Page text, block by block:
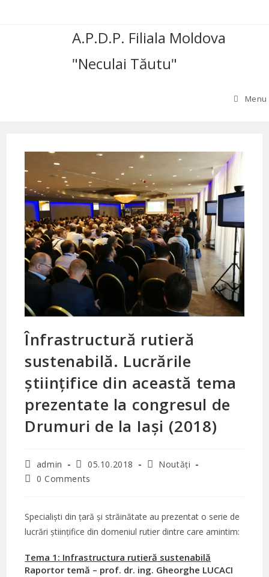
A.P.D.P. Filiala Moldova
"Neculai Tăutu"
Menu
Înfrastructură rutieră
sustenabilă. Lucrările
științifice din această tema
prezentate la congresul de
Drumuri de la Iași (2018)
Post
author:
admin
Post
published:
05.10.2018
PostNoutăți
Post0 Comments
Specialiști din țară și străinătate au prezentat o serie de
lucrări științifice din domeniul rutier dintre care amintim:
Tema 1: Infrastructura rutieră sustenabilă
Raportor temă – prof. dr. ing. Gheorghe LUCACI